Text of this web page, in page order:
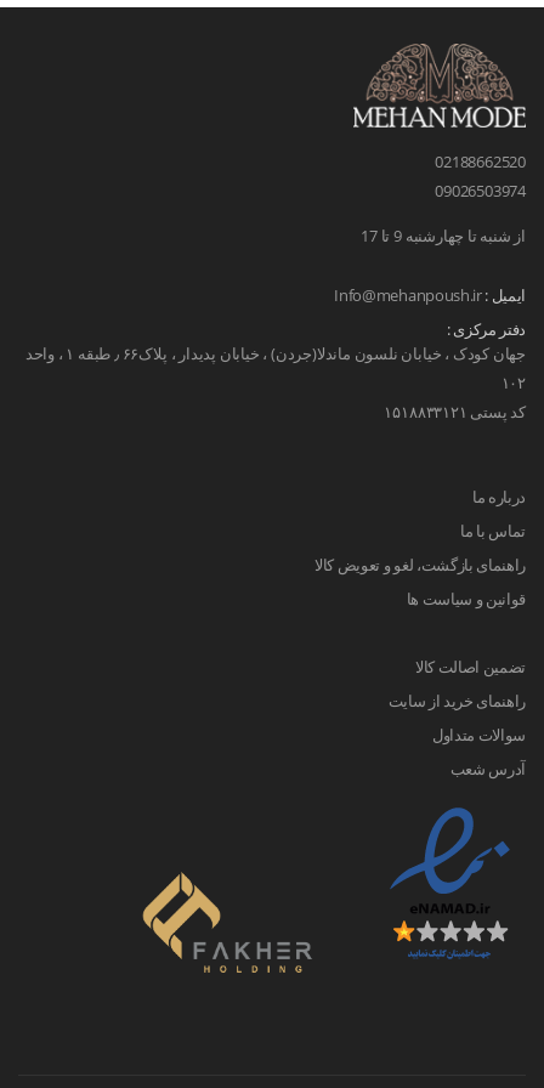
02188662520
09026503974
از شنبه تا چهارشنبه 9 تا 17
ایمیل :Info@mehanpoush.ir
دفتر مرکزی :
جهان کودک ، خیابان نلسون ماندلا(جردن) ، خیابان پدیدار ، پلاک۶۶ ٫ طبقه ۱ ، واحد
۱۰۲
کد پستی ۱۵۱۸۸۳۳۱۲۱
درباره ما
تماس با ما
راهنمای بازگشت، لغو و تعویض کالا
قوانین و سیاست ها
تضمین اصالت کالا
راهنمای خرید از سایت
سوالات متداول
آدرس شعب